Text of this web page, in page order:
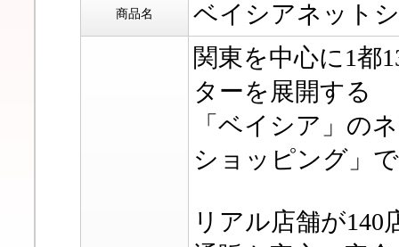
商品名 ベイシアネット
関東を中心に1都
ターを展開する
「ベイシア」の
ショッピング」
リアル店舗が